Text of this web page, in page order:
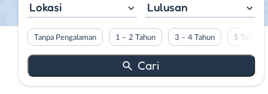
Lokasi Lulusan
Tanpa Pengalaman 1 – 2 Tahun 3 – 4 Tahun 5 Tahun